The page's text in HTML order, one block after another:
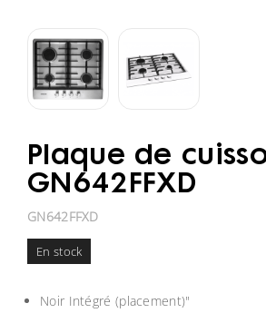
Plaque de
GN642FFXD
GN642FFXD
En stock
Noir Intégré (placement)"